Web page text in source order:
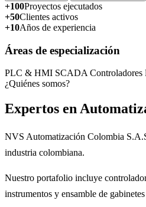
+100Proyectos ejecutados
+50Clientes activos
+10Años de experiencia
Áreas de especialización
PLC & HMI SCADA Controladores
¿Quiénes somos?
Expertos en
NVS Automatización Colombia
industria colombiana.
Nuestro portafolio incluye
instrumentos y ensamble de